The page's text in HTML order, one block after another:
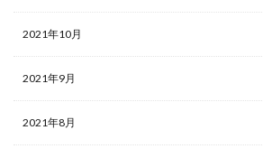
2021年10月
2021年9月
2021年8月